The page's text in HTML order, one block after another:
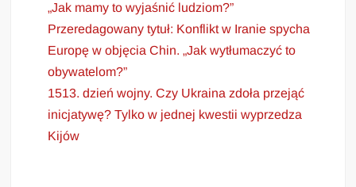
„Jak mamy to wyjaśnić ludziom?”
Przeredagowany tytuł: Konflikt w Iranie spycha
Europę w objęcia Chin. „Jak wytłumaczyć to
obywatelom?”
1513. dzień wojny. Czy Ukraina zdoła przejąć
inicjatywę? Tylko w jednej kwestii wyprzedza
Kijów